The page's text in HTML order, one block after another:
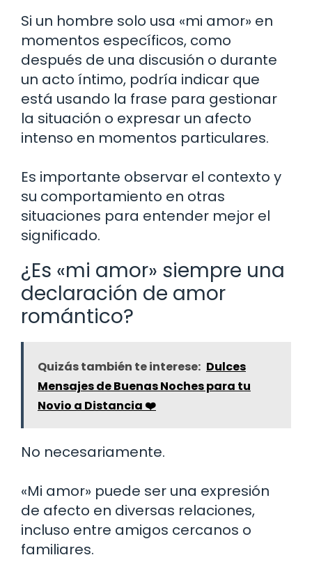
Si un hombre solo usa «mi amor» en
momentos específicos, como
después de una discusión o durante
un acto íntimo, podría indicar que
está usando la frase para gestionar
la situación o expresar un afecto
intenso en momentos particulares.
Es importante observar el contexto y
su comportamiento en otras
situaciones para entender mejor el
significado.
¿Es «mi amor» siempre una
declaración de amor
romántico?
Quizás también te interese: Dulces
Mensajes de Buenas Noches para tu
Novio a Distancia ❤️
No necesariamente.
«Mi amor» puede ser una expresión
de afecto en diversas relaciones,
incluso entre amigos cercanos o
familiares.